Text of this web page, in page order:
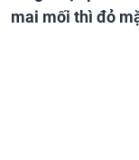
mai mối thì đỏ